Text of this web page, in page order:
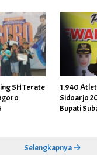
SH Terate
1.940
Sidoarjo
Bupati
Selengkapnya